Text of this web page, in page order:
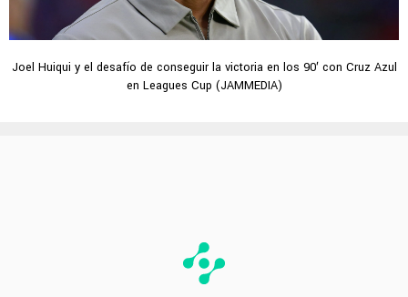
Joel Huiqui y el desafío de conseguir la victoria en los 90′ con Cruz Azul
en Leagues Cup (JAMMEDIA)